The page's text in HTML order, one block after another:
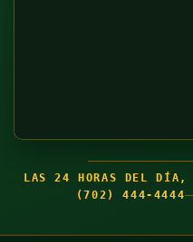
LAS 24 HORAS DEL DÍA,
(702) 444-4444